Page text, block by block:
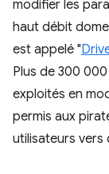
modifier les
haut débit
est appelé "
Plus de 300
exploités en
permis aux
utilisateurs vers